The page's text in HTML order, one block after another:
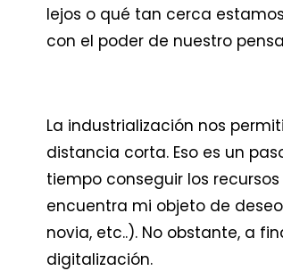
lejos o qué tan cerca
con el poder de nuestro
La industrialización nos
distancia corta. Eso es un
tiempo conseguir los
encuentra mi objeto de
novia, etc..). No obstante, a
digitalización.